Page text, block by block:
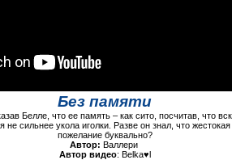
Без памяти
Белле, что ее память – как сито, посчитав, что
не сильнее укола иголки. Разве он знал, что
пожелание буквально?
Автор: Валлери
Автор видео: Belka♥l